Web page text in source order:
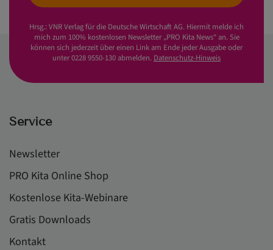
Hrsg.: VNR Verlag für die Deutsche Wirtschaft AG. Hiermit melde ich
mich zum 100% kostenlosen Newsletter „PRO Kita News“ an. Sie
können sich jederzeit über einen Link am Ende jeder Ausgabe oder
unter 0228 9550-130 abmelden. Datenschutz-Hinweis
Service
Newsletter
PRO Kita Online Shop
Kostenlose Kita-Webinare
Gratis Downloads
Kontakt